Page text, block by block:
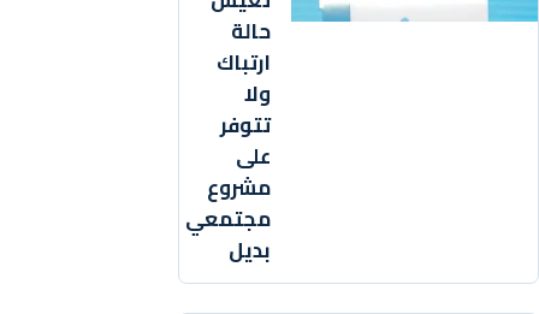
حالة
ارتباك
ولا
تتوفر
على
مشروع
مجتمعي
بديل